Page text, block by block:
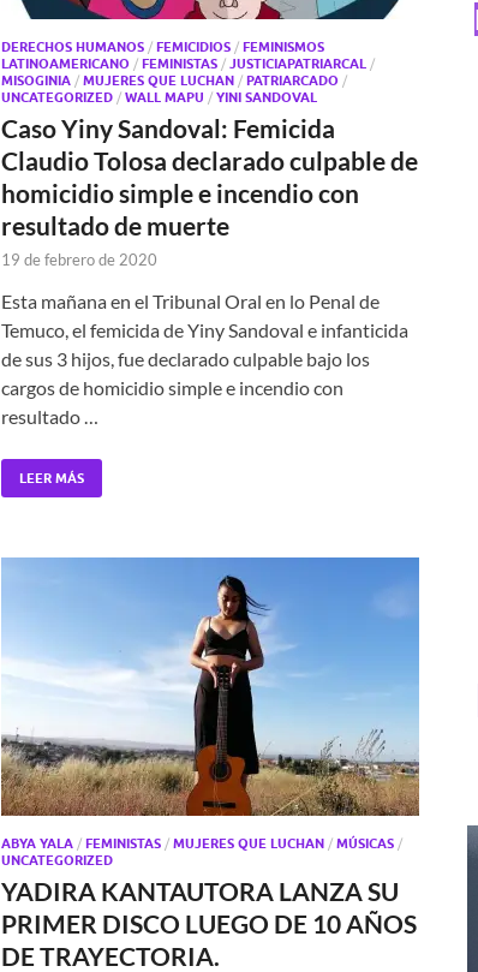
DERECHOS HUMANOS / FEMICIDIOS / FEMINISMOS
LATINOAMERICANO / FEMINISTAS / JUSTICIAPATRIARCAL /
MISOGINIA / MUJERES QUE LUCHAN / PATRIARCADO /
UNCATEGORIZED / WALL MAPU / YINI SANDOVAL
Caso Yiny Sandoval: Femicida
Claudio Tolosa declarado culpable de
homicidio simple e incendio con
resultado de muerte
19 de febrero de 2020
Esta mañana en el Tribunal Oral en lo Penal de
Temuco, el femicida de Yiny Sandoval e infanticida
de sus 3 hijos, fue declarado culpable bajo los
cargos de homicidio simple e incendio con
resultado …
LEER MÁS
ABYA YALA / FEMINISTAS / MUJERES QUE LUCHAN / MÚSICAS /
UNCATEGORIZED
YADIRA KANTAUTORA LANZA SU
PRIMER DISCO LUEGO DE 10 AÑOS
DE TRAYECTORIA.